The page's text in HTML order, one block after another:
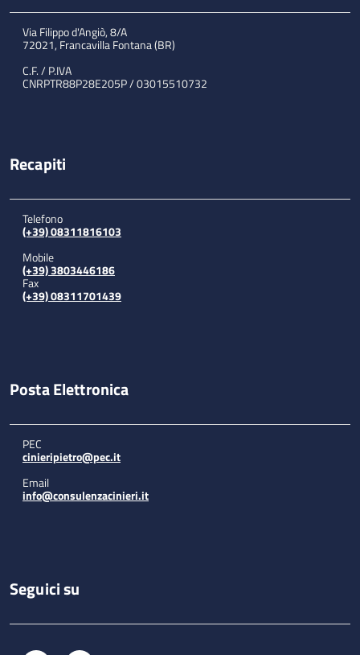
Via Filippo d'Angiò, 8/A
72021, Francavilla Fontana (BR)
C.F. / P.IVA
CNRPTR88P28E205P / 03015510732
Recapiti
Telefono
(+39) 08311816103
Mobile
(+39) 3803446186
Fax
(+39) 08311701439
Posta Elettronica
PEC
cinieripietro@pec.it
Email
info@consulenzacinieri.it
Seguici su